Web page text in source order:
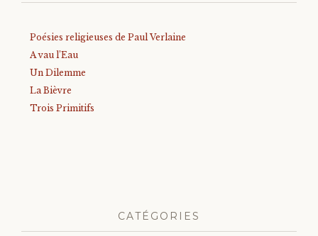
Poésies religieuses de Paul Verlaine
A vau l’Eau
Un Dilemme
La Bièvre
Trois Primitifs
CATÉGORIES